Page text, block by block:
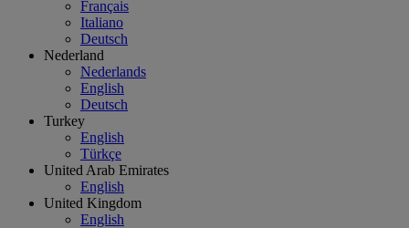
Français
Italiano
Deutsch
Nederland
Nederlands
English
Deutsch
Turkey
English
Türkçe
United Arab Emirates
English
United Kingdom
English